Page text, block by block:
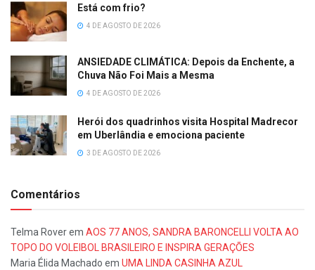
Está com frio?
4 DE AGOSTO DE 2026
ANSIEDADE CLIMÁTICA: Depois da Enchente, a
Chuva Não Foi Mais a Mesma
4 DE AGOSTO DE 2026
Herói dos quadrinhos visita Hospital Madrecor
em Uberlândia e emociona paciente
3 DE AGOSTO DE 2026
Comentários
Telma Roverem AOS 77 ANOS, SANDRA BARONCELLI VOLTA AO
TOPO DO VOLEIBOL BRASILEIRO E INSPIRA GERAÇÕES
Maria Élida Machado em UMA LINDA CASINHA AZUL